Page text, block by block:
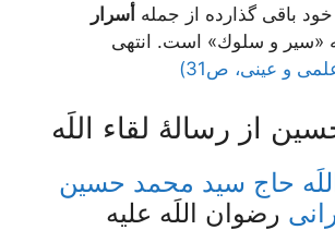
خود باقى گذارده از جمله أسرار
«سير و سلوك» است. انتهى
و عینی، ص31)
از رسالۀ لقاء اللَه‏
حاج سید محمد حسین
رضوان اللَه علیه